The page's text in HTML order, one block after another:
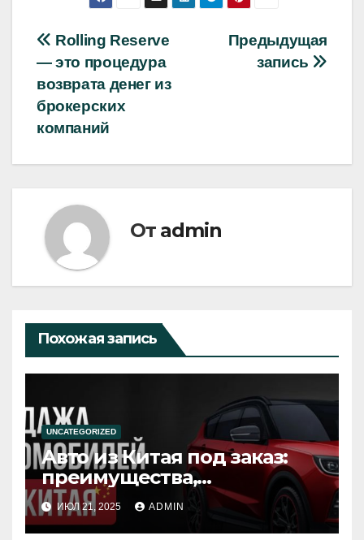
Навигация
по
записям
Предыдущая
запись
Rolling Reserve
— это процедура
возврата денег из
брокерских
компаний
От admin
Похожая запись
UNCATEGORIZED
Авто из Китая под заказ:
преимущества,
особенности и советы по
выбору
ИЮЛ 21, 2025 ADMIN